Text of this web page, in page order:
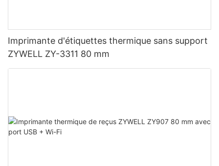
Imprimante d'étiquettes thermique sans support
ZYWELL ZY-3311 80 mm